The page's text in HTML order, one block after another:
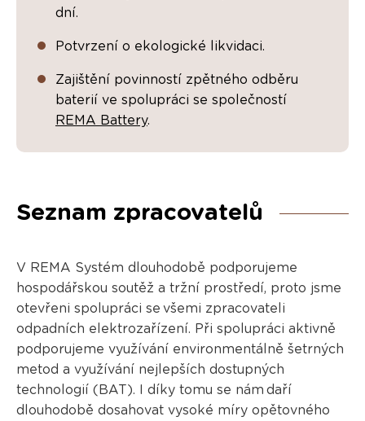
dní.
Potvrzení o ekologické likvidaci.
Zajištění povinností zpětného odběru
baterií ve spolupráci se společností
REMA Battery.
Seznam zpracovatelů
V REMA Systém dlouhodobě podporujeme
hospodářskou soutěž a tržní prostředí, proto jsme
otevřeni spolupráci se všemi zpracovateli
odpadních elektrozařízení. Při spolupráci aktivně
podporujeme využívání environmentálně šetrných
metod a využívání nejlepších dostupných
technologií (BAT). I díky tomu se nám daří
dlouhodobě dosahovat vysoké míry opětovného